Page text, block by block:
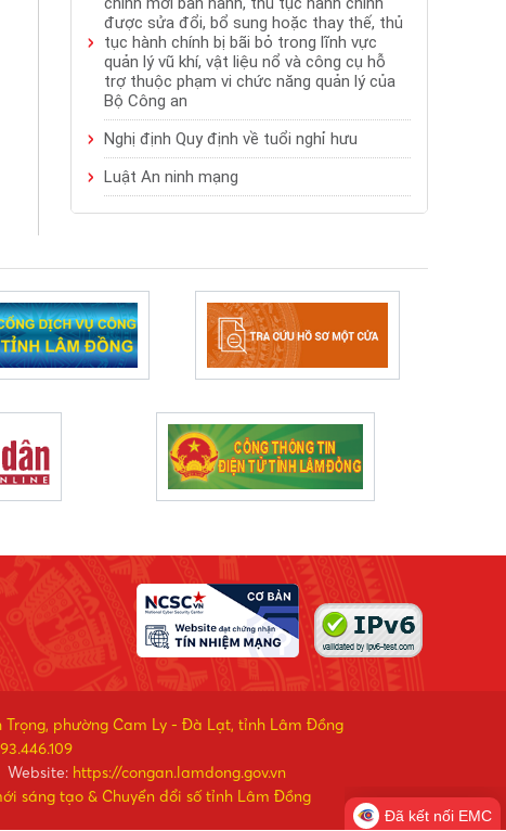
được sửa đổi, bổ sung hoặc thay thế, thủ
tục hành chính bị bãi bỏ trong lĩnh vực
quản lý vũ khí, vật liệu nổ và công cụ hỗ
trợ thuộc phạm vi chức năng quản lý của
Bộ Công an
Nghị định Quy định về tuổi nghỉ hưu
Luật An ninh mạng
Trọng, phường Cam Ly - Đà Lạt, tỉnh Lâm Đồng
https://congan.lamdong.gov.vn
sáng tạo & Chuyển đổi số tỉnh Lâm Đồng
Đã kết nối EMC